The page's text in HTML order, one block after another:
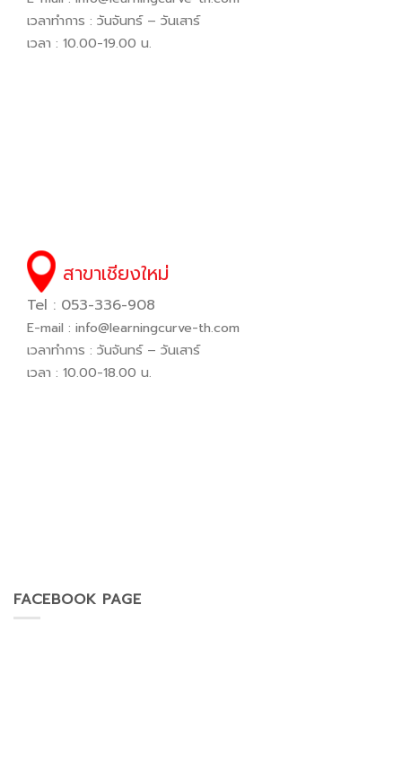
เวลาทำการ : วันจันทร์ – วันเสาร์
เวลา : 10.00-19.00 น.
สาขาเชียงใหม่
Tel : 053-336-908
E-mail : info@learningcurve-th.com
เวลาทำการ : วันจันทร์ – วันเสาร์
เวลา : 10.00-18.00 น.
FACEBOOK PAGE